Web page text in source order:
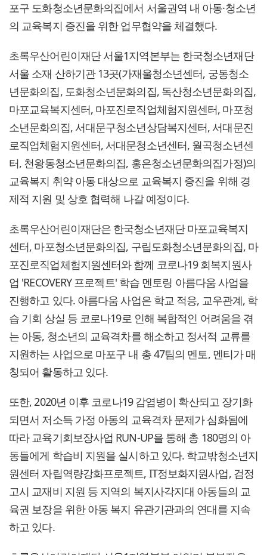
포구 도화청소년문화의집에서 서울권역 내 아동·청소년
의 교육복지 증진을 위한 업무협약을 체결했다.
초록우산어린이재단 서울1지역본부는 한국청소년재단
서울 소재 산하기관 13곳(가재울청소년센터, 궁동청소
년문화의집, 도화청소년문화의집, 독산청소년문화의집,
마포교육복지센터, 마포진로직업체험지원센터, 마포청
소년문화의집, 서대문구청소년상담복지센터, 서대문진
로직업체험지원센터, 서대문청소년센터, 월곡청소년센
터, 천왕동청소년문화의집, 홍은청소년문화의집가정)의
교육복지 취약 아동 대상으로 교육복지 증진을 위해 경
제적 지원 및 상호 협력해 나갈 예정이다.
초록우산어린이재단은 한국청소년재단 마포교육복지
센터, 마포청소년문화의집, 구립도화청소년문화의집, 마
포진로직업체험지원센터와 함께 코로나19 회복지원사
업 'RECOVERY 프로젝트' 학습 멘토링 아름다움 사업을
진행하고 있다. 아름다움 사업은 학교 적응, 교우관계, 학
습 기회 상실 등 코로나19로 인해 복합적인 어려움을 겪
는 아동, 청소년의 교육격차를 해소하고 정서적 교류를
지원하는 사업으로 마포구 내 총 47팀의 멘토, 멘티가 매
칭되어 활동하고 있다.
또한, 2020년 이후 코로나19 감염병이 확산되고 장기화
되면서 저소득 가정 아동의 교육격차 문제가 심화됨에
따라 교육기회보장사업 RUN-UP을 통해 총 180명의 아
동들에게 학습비 지원을 실시하고 있다. 학교밖청소년지
원센터 자립역량강화프로젝트, IT정보화지원사업, 검정
고시 교재비 지원 등 지역의 복지사각지대 아동들의 교
육권 보장을 위한 아동 복지 유관기관과의 연대를 지속
하고 있다.